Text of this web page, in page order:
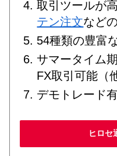
取引ツールが
テン注文など
54種類の豊富
サマータイム
FX取引可能（
デモトレード有
ヒロセ